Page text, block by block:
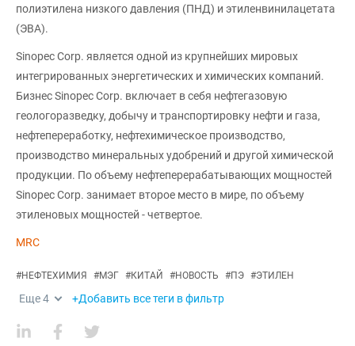
полиэтилена низкого давления (ПНД) и этиленвинилацетата
(ЭВА).
Sinopec Corp. является одной из крупнейших мировых
интегрированных энергетических и химических компаний.
Бизнес Sinopec Corp. включает в себя нефтегазовую
геологоразведку, добычу и транспортировку нефти и газа,
нефтепереработку, нефтехимическое производство,
производство минеральных удобрений и другой химической
продукции. По объему нефтеперерабатывающих мощностей
Sinopec Corp. занимает второе место в мире, по объему
этиленовых мощностей - четвертое.
MRC
#НЕФТЕХИМИЯ #МЭГ #КИТАЙ #НОВОСТЬ #ПЭ #ЭТИЛЕН
Еще4 +Добавить все теги в фильтр